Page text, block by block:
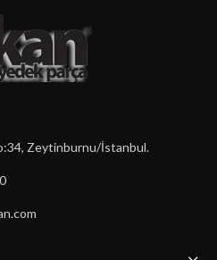
Zeytinburnu/İstanbul.